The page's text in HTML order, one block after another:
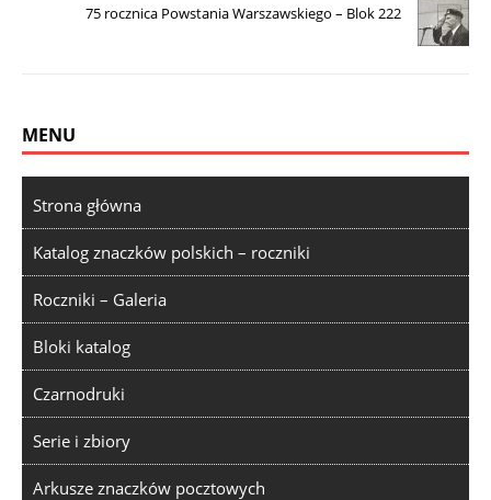
75 rocznica Powstania Warszawskiego – Blok 222
MENU
Strona główna
Katalog znaczków polskich – roczniki
Roczniki – Galeria
Bloki katalog
Czarnodruki
Serie i zbiory
Arkusze znaczków pocztowych